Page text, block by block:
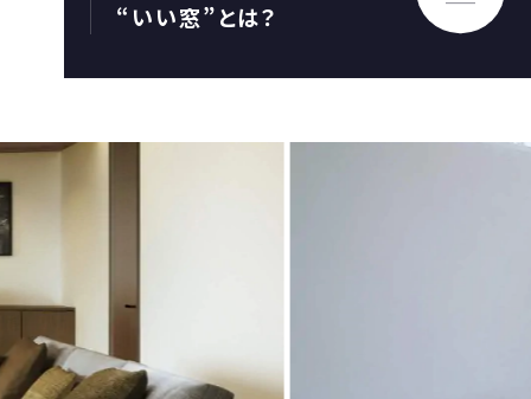
“いい窓”とは？